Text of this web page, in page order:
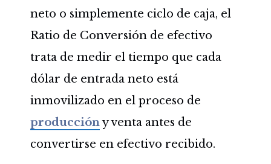
neto o simplemente ciclo de caja, el
Ratio de Conversión de efectivo
trata de medir el tiempo que cada
dólar de entrada neto está
inmovilizado en el proceso de
produccióny venta antes de
convertirse en efectivo recibido.